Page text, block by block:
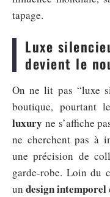
tapage.
Luxe
devient le
On ne lit pas “luxe
boutique, pourtant
luxury ne s’affiche
ne cherchent pas à
une précision de
garde-robe. Loin du
undesign intemporel